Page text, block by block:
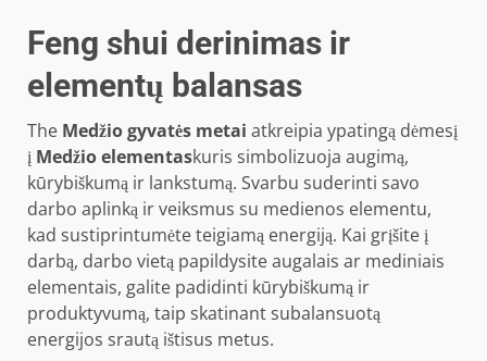
Feng shui derinimas ir
elementų balansas
The Medžio gyvatės metai atkreipia ypatingą dėmesį
į Medžio elementaskuris simbolizuoja augimą,
kūrybiškumą ir lankstumą. Svarbu suderinti savo
darbo aplinką ir veiksmus su medienos elementu,
kad sustiprintumėte teigiamą energiją. Kai grįšite į
darbą, darbo vietą papildysite augalais ar mediniais
elementais, galite padidinti kūrybiškumą ir
produktyvumą, taip skatinant subalansuotą
energijos srautą ištisus metus.